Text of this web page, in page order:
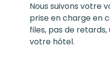
Nous suivons votre
prise en charge en
files, pas de
votre hôtel.